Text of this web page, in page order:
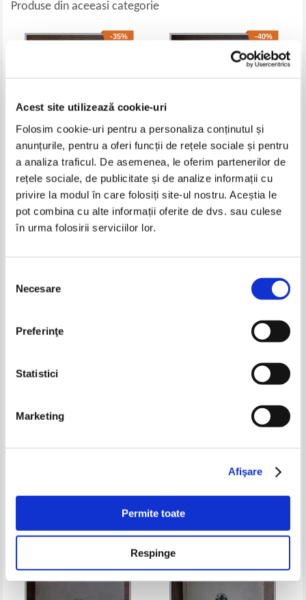
Acest site utilizează cookie-uri
Folosim cookie-uri pentru a personaliza conținutul și
anunțurile, pentru a oferi funcții de rețele sociale și pentru
a analiza traficul. De asemenea, le oferim partenerilor de
rețele sociale, de publicitate și de analize informații cu
privire la modul în care folosiți site-ul nostru. Aceștia le
pot combina cu alte informații oferite de dvs. sau culese
în urma folosirii serviciilor lor.
consimțământului
Necesare
Preferinţe
Statistici
Marketing
Afişare
Permite toate
Respinge
Produse din aceeasi categorie
-35%
Alexandru Vlahuta - In valtoare
(1943)
Pret:16,00Lei 10,40 Lei
Adaugă în coș
-40%
St. O. Iosif - Patriarhale (poezii)
1930
Pret:17,00Lei 10,20 Lei
Constantin Saineanu - Dictionar
francez-roman (1920)
Teodor Simedriu - Fapte si
oameni mari. Ocolul
-60% -50%